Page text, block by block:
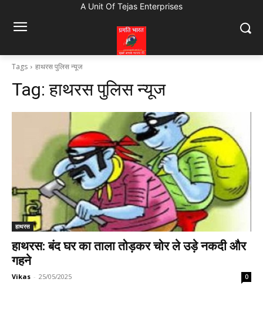
A Unit Of Tejas Enterprises
Tags हाथरस पुलिस न्यूज
Tag:हाथरस पुलिस न्यूज
हाथरस
हाथरस: बंद घर का ताला तोड़कर चोर ले उड़े नकदी और
गहने
Vikas - 25/05/2025 0